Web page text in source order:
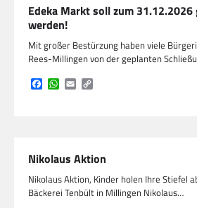
Edeka Markt soll zum 31.12.2026
werden!
Mit großer Bestürzung haben viele
Rees-Millingen von der geplanten
Facebook
WhatsApp
Email
Nikolaus Aktion
Nikolaus Aktion, Kinder holen Ihre Stiefel
Bäckerei Tenbült in Millingen Nikolaus…